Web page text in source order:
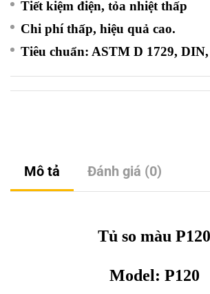
Tiết kiệm điện, tỏa nhiệt thấp
Chi phí thấp, hiệu quả cao.
Tiêu chuẩn: ASTM D 1729,
Mô tả Đánh giá (0)
Tủ so màu P120
Model: P120